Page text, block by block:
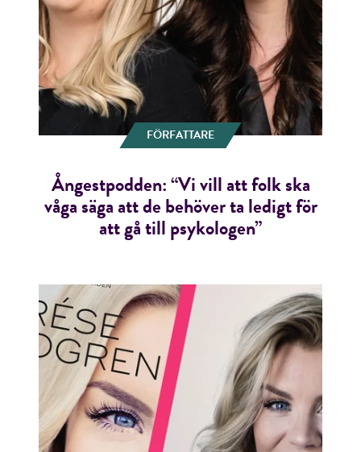
FÖRFATTARE
Ångestpodden: “Vi vill att folk ska
våga säga att de behöver ta ledigt för
att gå till psykologen”